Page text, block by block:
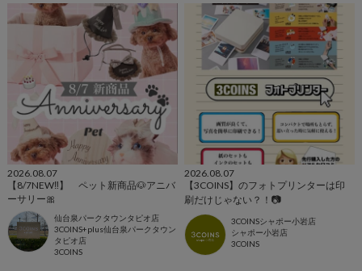
2026.08.07
【8/7NEW‼︎】 ペット新商品🐶アニバ
ーサリー🎀
仙台泉パークタウンタピオ店
3COINS+plus仙台泉パークタウン
タピオ店
3COINS
2026.08.07
【3COINS】のフォトプリンターは印
刷だけじゃない？！📷
3COINSシャポー小岩店
シャポー小岩店
3COINS